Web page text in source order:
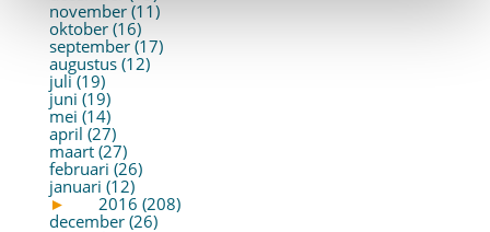
november (11)
oktober (16)
september (17)
augustus (12)
juli (19)
juni (19)
mei (14)
april (27)
maart (27)
februari (26)
januari (12)
►
2016 (208)
december (26)